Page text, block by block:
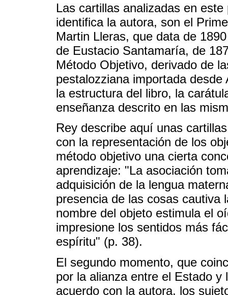
Las cartillas analizadas en
identifica la autora, son el
Martin Lleras, que data de
de Eustacio Santamaría, de
Método Objetivo, derivado de
pestalozziana importada
la estructura del libro, la
enseñanza descrito en las
Rey describe aquí unas
con la representación de los
método objetivo una cierta
aprendizaje: "La asociación
adquisición de la lengua
presencia de las cosas cautiva
nombre del objeto estimula el
impresione los sentidos más
espíritu" (p. 38).
El segundo momento, que
por la alianza entre el Estado
acuerdo con la autora, los